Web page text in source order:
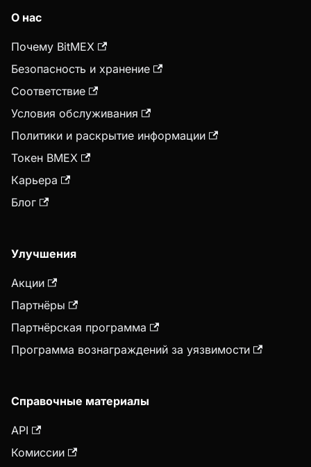
О нас
Почему BitMEX
Безопасность и хранение
Соответствие
Условия обслуживания
Политики и раскрытие информации
Токен BMEX
Карьера
Блог
Улучшения
Акции
Партнёры
Партнёрская программа
Программа вознаграждений за уязвимости
Справочные материалы
API
Комиссии